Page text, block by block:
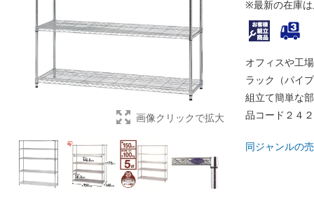
画像クリックで拡大
※最新の在庫
オフィスや工
ラック（パイ
組立て簡単な
品コード２４
同ジャンルの